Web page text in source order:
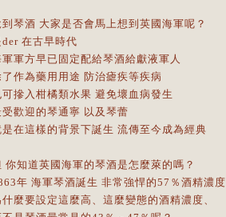
到琴酒 大家是否會馬上想到英國海軍呢？
der 在古早時代
軍軍方早已固定配給琴酒給獻液軍人
了作為藥用用途 防治瘧疾等疾病
可摻入柑橘類水果 避免壞血病發生
受歡迎的琴通寧 以及琴蕾
是在這樣的背景下誕生 流傳至今成為經典
你知道英國海軍的琴酒是怎麼萊的嗎？
年 海軍琴酒誕生 非常強悍的57％酒精濃度
什麼要設定這麼高、這麼變態的酒精濃度、